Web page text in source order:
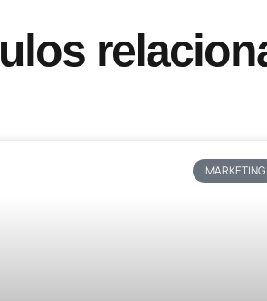
MARKETING